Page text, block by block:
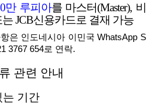
만 루피아를 마스터(Master), 비
는 JCB신용카드로 결재 가능
인도네시아 이민국 WhatsApp S
3767 654로 연락.
관련 안내
기간